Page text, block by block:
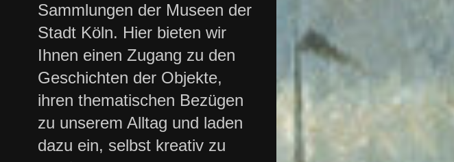
Sammlungen der Museen der
Stadt Köln. Hier bieten wir
Ihnen einen Zugang zu den
Geschichten der Objekte,
ihren thematischen Bezügen
zu unserem Alltag und laden
dazu ein, selbst kreativ zu